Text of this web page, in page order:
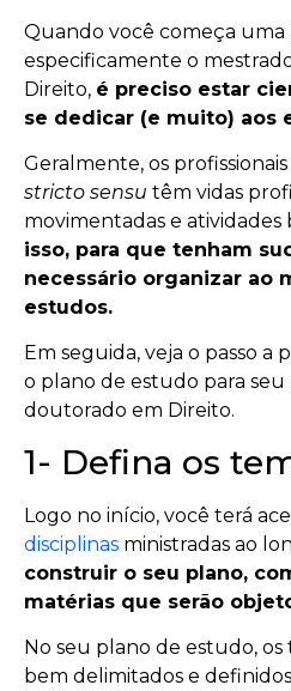
Quando você começa uma
especificamente o
Direito, é preciso estar
se dedicar (e muito) aos
Geralmente, os
stricto sensu têm vidas
movimentadas e atividades
isso, para que tenham
necessário organizar ao
estudos.
Em seguida, veja o passo a
o plano de estudo para seu
doutorado em Direito.
1- Defina os
Logo no início, você terá
disciplinas ministradas ao
construir o seu plano,
matérias que serão
No seu plano de estudo,
bem delimitados e